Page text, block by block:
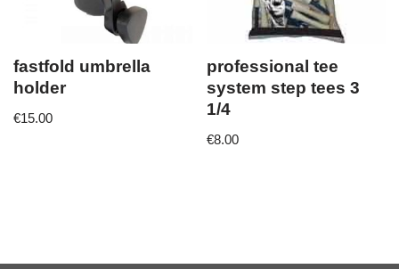
fastfold umbrella
holder
€15.00
professional tee
system step tees 3
1/4
€8.00